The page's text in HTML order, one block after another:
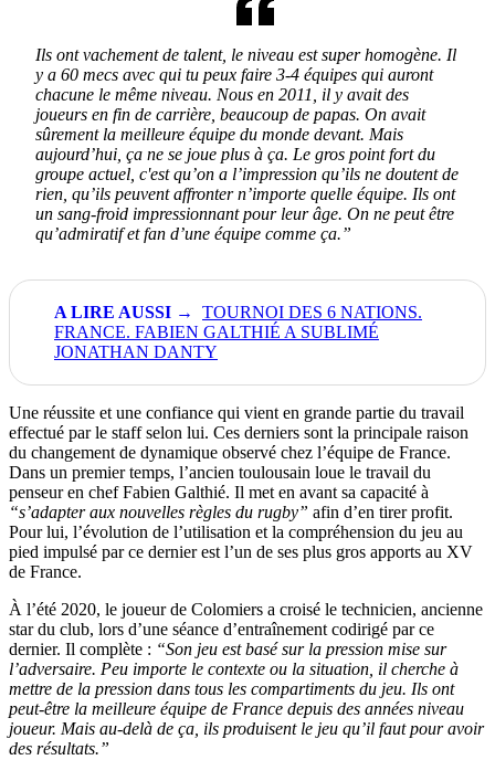
Ils ont vachement de talent, le niveau est super homogène. Il
y a 60 mecs avec qui tu peux faire 3-4 équipes qui auront
chacune le même niveau. Nous en 2011, il y avait des
joueurs en fin de carrière, beaucoup de papas. On avait
sûrement la meilleure équipe du monde devant. Mais
aujourd’hui, ça ne se joue plus à ça. Le gros point fort du
groupe actuel, c'est qu’on a l’impression qu’ils ne doutent de
rien, qu’ils peuvent affronter n’importe quelle équipe. Ils ont
un sang-froid impressionnant pour leur âge. On ne peut être
qu’admiratif et fan d’une équipe comme ça.”
TOURNOI DES 6 NATIONS.
FRANCE. FABIEN GALTHIÉ A SUBLIMÉ
JONATHAN DANTY
Une réussite et une confiance qui vient en grande partie du travail
effectué par le staff selon lui. Ces derniers sont la principale raison
du changement de dynamique observé chez l’équipe de France.
Dans un premier temps, l’ancien toulousain loue le travail du
penseur en chef Fabien Galthié. Il met en avant sa capacité à
“s’adapter aux nouvelles règles du rugby” afin d’en tirer profit.
Pour lui, l’évolution de l’utilisation et la compréhension du jeu au
pied impulsé par ce dernier est l’un de ses plus gros apports au XV
de France.
À l’été 2020, le joueur de Colomiers a croisé le technicien, ancienne
star du club, lors d’une séance d’entraînement codirigé par ce
dernier. Il complète : “Son jeu est basé sur la pression mise sur
l’adversaire. Peu importe le contexte ou la situation, il cherche à
mettre de la pression dans tous les compartiments du jeu. Ils ont
peut-être la meilleure équipe de France depuis des années niveau
joueur. Mais au-delà de ça, ils produisent le jeu qu’il faut pour avoir
des résultats.”